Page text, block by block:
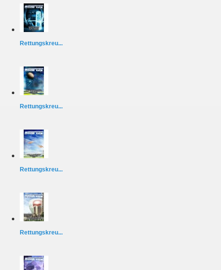
Rettungskreu...
Rettungskreu...
Rettungskreu...
Rettungskreu...